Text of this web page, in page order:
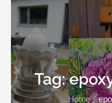
Tag:
Home